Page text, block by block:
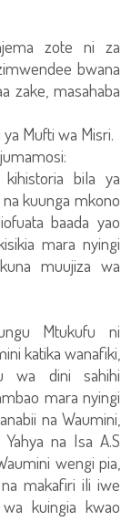
zote ni za
bwana
zake, masahaba
Mufti wa Misri.
bila ya
kuunga mkono
baada yao
mara nyingi
muujiza wa
Mtukufu ni
katika wanafiki,
wa dini sahihi
mara nyingi
na Waumini,
na Isa A.S
wengi pia,
makafiri ili iwe
kuingia kwao